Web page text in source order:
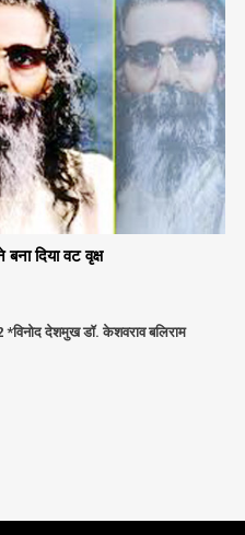
दिया वट वृक्ष
*विनोद देशमुख डॉ. केशवराव बलिराम